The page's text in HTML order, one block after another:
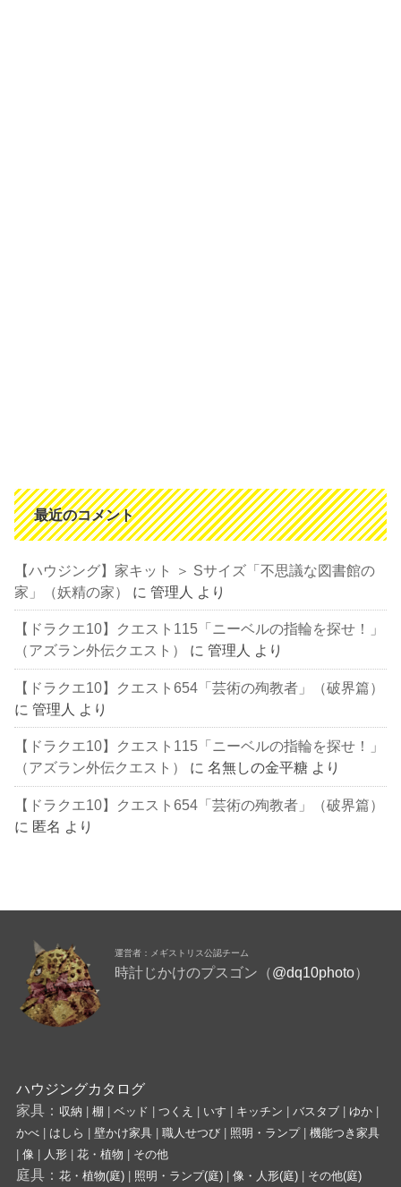
最近のコメント
【ハウジング】家キット ＞ Sサイズ「不思議な図書館の
家」（妖精の家）
に管理人 より
【ドラクエ10】クエスト115「ニーベルの指輪を探せ！」
（アズラン外伝クエスト）
に管理人 より
【ドラクエ10】クエスト654「芸術の殉教者」（破界篇）
に管理人 より
【ドラクエ10】クエスト115「ニーベルの指輪を探せ！」
（アズラン外伝クエスト）
に名無しの金平糖 より
【ドラクエ10】クエスト654「芸術の殉教者」（破界篇）
に 匿名 より
運営者：メギストリス公認チーム
時計じかけのプスゴン（@dq10photo）
ハウジングカタログ
家具： 収納 棚 ベッド つくえ いす キッチン バスタブ| ゆか|
かべ| はしら 壁かけ家具| 職人せつび| 照明・ランプ| 機能つき家具
像| 人形| 花・植物 その他
庭具： 花・植物(庭)| 照明・ランプ(庭)| 像・人形(庭) その他(庭)